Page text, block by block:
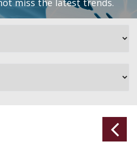
miss the latest trends.